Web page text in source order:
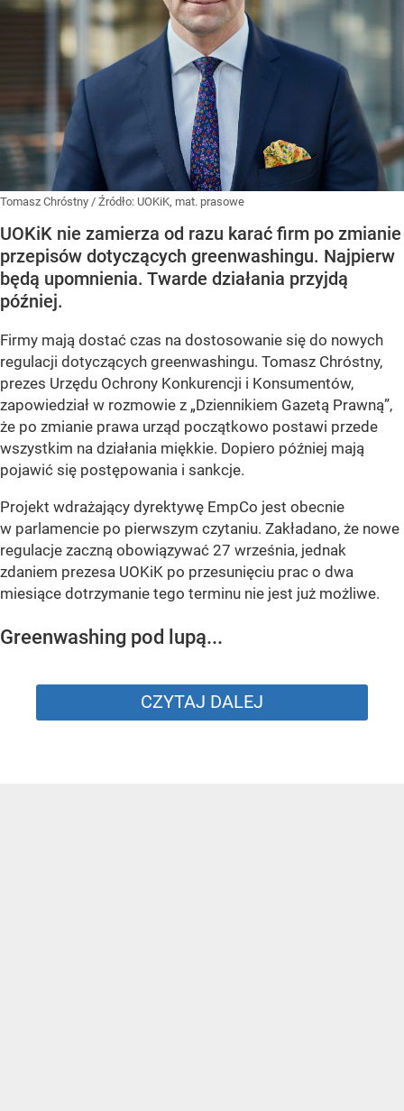
Tomasz Chróstny / Źródło: UOKiK, mat. prasowe
UOKiK nie zamierza od razu karać firm po zmianie
przepisów dotyczących greenwashingu. Najpierw
będą upomnienia. Twarde działania przyjdą
później.
Firmy mają dostać czas na dostosowanie się do nowych
regulacji dotyczących greenwashingu. Tomasz Chróstny,
prezes Urzędu Ochrony Konkurencji i Konsumentów,
zapowiedział w rozmowie z „Dziennikiem Gazetą Prawną”,
że po zmianie prawa urząd początkowo postawi przede
wszystkim na działania miękkie. Dopiero później mają
pojawić się postępowania i sankcje.
Projekt wdrażający dyrektywę EmpCo jest obecnie
w parlamencie po pierwszym czytaniu. Zakładano, że nowe
regulacje zaczną obowiązywać 27 września, jednak
zdaniem prezesa UOKiK po przesunięciu prac o dwa
miesiące dotrzymanie tego terminu nie jest już możliwe.
Greenwashing pod lupą...
CZYTAJ DALEJ